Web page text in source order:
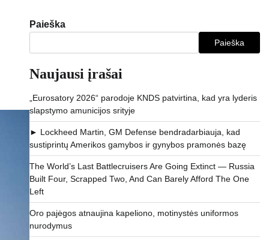
Paieška
Paieška
Naujausi įrašai
„Eurosatory 2026“ parodoje KNDS patvirtina, kad yra lyderis
slapstymo amunicijos srityje
► Lockheed Martin, GM Defense bendradarbiauja, kad
sustiprintų Amerikos gamybos ir gynybos pramonės bazę
The World’s Last Battlecruisers Are Going Extinct — Russia
Built Four, Scrapped Two, And Can Barely Afford The One
Left
Oro pajėgos atnaujina kapeliono, motinystės uniformos
nurodymus